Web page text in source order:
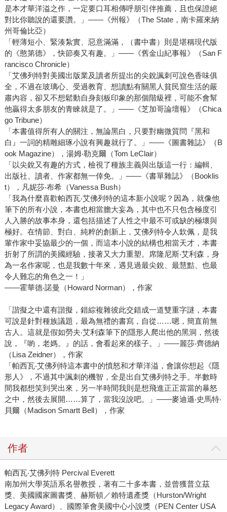
是本才華洋溢之作，一定要口耳相傳呼朋引伴推薦，且也保證絕
對比你聽說的還要讚。」——《州報》（The State，南卡羅來納
州哥倫比亞）
「輕薄短小、緊湊紮實、惡意滿滿，（書中書）則是堪稱現代版
的《憨第德》，快節奏又有趣。」——《舊金山紀事報》（San F
rancisco Chronicle）
「艾佛列特對美國出版業及讀者所提出的尖銳諷刺可說色香味俱
全，不過在玻璃心、受過教育、想讀點有關黑人貧民窟生活的嚴
肅內容，卻又不想鬆動自身刻板印象的那個階級裡，可能不會幫
他贏得太多朋友的青睞就是了。」——《芝加哥論壇報》（Chica
go Tribune）
「本書值得所有人的關注，無論黑白，只要對幽微質問『黑和
白』一詞的精雕細琢小說有興趣就行了。」——《圖書雜誌》（B
ook Magazine），湯姆‧勒克爾（Tom LeClair）
「以尖銳又有趣的方式，檢視了種族主義與出版這一行：編輯、
出版社、讀者、作家都無一倖免。」——《書單雜誌》（Booklis
t），凡妮莎‧布希（Vanessa Bush）
「我為什麼喜歡帕西瓦‧艾佛列特的這本新小說呢？因為，就像他
筆下的所有小說，本書也相當膽大妄為，其中也不只包含極度引
人入勝的故事本身，還包括描述了人性之中最不可或缺的極壞與
極好。在情節、對白、純粹的創新上，艾佛列特令人欽佩，是我
輩作家中妥協最少的一個，而這本小說的結構也相當天才，本書
折射了所謂的美國經驗，接著又大力重塑。席隆尼斯‧艾利森，身
為一名作家呢，也是我數十年來，遇見過最尖銳、最慧黠、也最
令人難忘的角色之一！」
——霍華德‧諾曼（Howard Norman），作家
「諧擬之中還有諧擬，錯綜複雜彼此交錯成一道雙重字謎，本書
可說是針對種族議題，最為無禮的書寫，自從……嗯，簡直前無
古人。這就是假如勞夫‧艾利森筆下的隱形人爬出他的黑洞，然後
說，『喲，老媽。』的話，會看起來的樣子。」——麗莎‧齊德納
（Lisa Zeidner），作家
「帕西瓦‧艾佛列特這本書中的憤怒和才華洋溢，會讓你想起《隱
形人》，不過其中諷刺的機智，全是出自艾佛列特之手。半數時
間我都想笑到哭出來，另一半時間我則是想飛進正正當當的暴怒
之中，然後去展開……算了，當我沒說吧。」——麥迪遜‧史馬特‧
貝爾（Madison Smartt Bell），作家
作者
帕西瓦‧艾佛列特 Percival Everett
南加州大學英語系名譽教授，著有二十多本書，並曾獲普立茲
獎、美國國家圖書獎、赫斯頓／賴特遺產獎（Hurston/Wright
Legacy Award）、國際筆會美國中心小說獎（PEN Center USA